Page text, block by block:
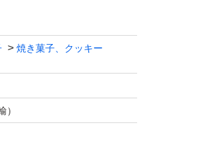
、焼き色や形などに違い
気やすいのでなるべく早
焼き菓子、クッキー
）